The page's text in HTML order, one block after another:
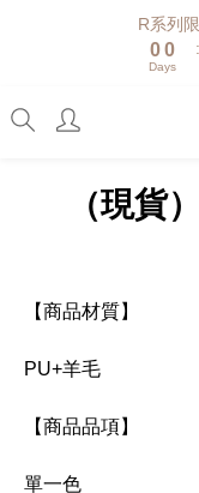
R系列
1
0
1
0
Days
:
（現貨
【商品材質】
PU+羊毛
【商品品項】
單一色